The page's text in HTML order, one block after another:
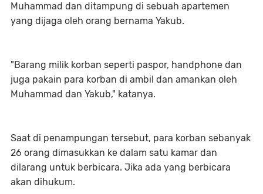
Muhammad dan ditampung di sebuah apartemen
yang dijaga oleh orang bernama Yakub.
"Barang milik korban seperti paspor, handphone dan
juga pakain para korban di ambil dan amankan oleh
Muhammad dan Yakub," katanya.
Saat di penampungan tersebut, para korban sebanyak
26 orang dimasukkan ke dalam satu kamar dan
dilarang untuk berbicara. Jika ada yang berbicara
akan dihukum.